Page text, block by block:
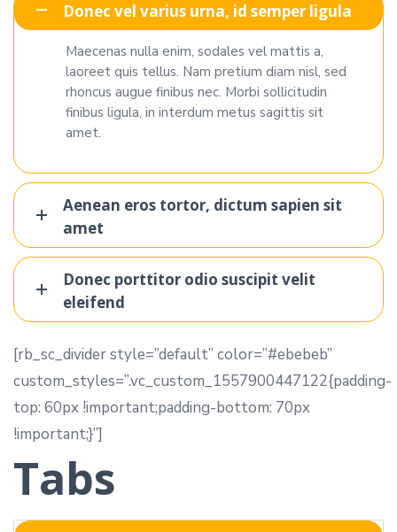
Donec vel varius urna, id semper ligula
Maecenas nulla enim, sodales vel mattis a,
laoreet quis tellus. Nam pretium diam nisl, sed
rhoncus augue finibus nec. Morbi sollicitudin
finibus ligula, in interdum metus sagittis sit
amet.
Aenean eros tortor, dictum sapien sit
amet
Donec porttitor odio suscipit velit
eleifend
[rb_sc_divider style=”default” color=”#ebebeb”
custom_styles=”.vc_custom_1557900447122{padding-
top: 60px !important;padding-bottom: 70px
!important;}”]
Tabs